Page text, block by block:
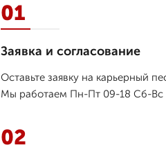
01
Заявка и согласование
Оставьте заявку на карьерный
Мы работаем Пн-Пт 09-18 Сб-Вс
02